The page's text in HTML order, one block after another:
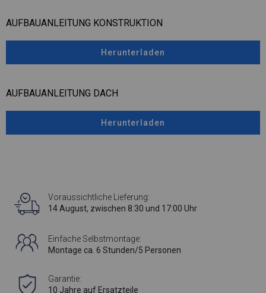
AUFBAUANLEITUNG KONSTRUKTION
Herunterladen
AUFBAUANLEITUNG DACH
Herunterladen
Voraussichtliche Lieferung:
14 August, zwischen 8:30 und 17:00 Uhr
Einfache Selbstmontage:
Montage ca. 6 Stunden/5 Personen
Garantie:
10 Jahre auf Ersatzteile